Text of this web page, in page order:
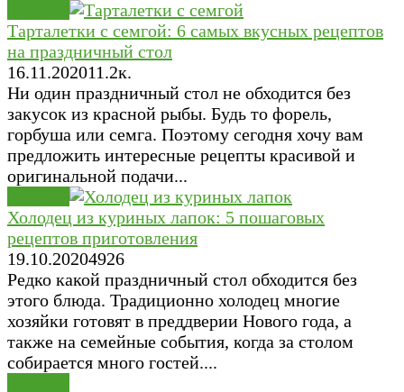
Тарталетки с семгой: 6 самых вкусных рецептов
на праздничный стол
16.11.202011.2к.
Ни один праздничный стол не обходится без
закусок из красной рыбы. Будь то форель,
горбуша или семга. Поэтому сегодня хочу вам
предложить интересные рецепты красивой и
оригинальной подачи...
Холодец из куриных лапок: 5 пошаговых
рецептов приготовления
19.10.20204926
Редко какой праздничный стол обходится без
этого блюда. Традиционно холодец многие
хозяйки готовят в преддверии Нового года, а
также на семейные события, когда за столом
собирается много гостей....